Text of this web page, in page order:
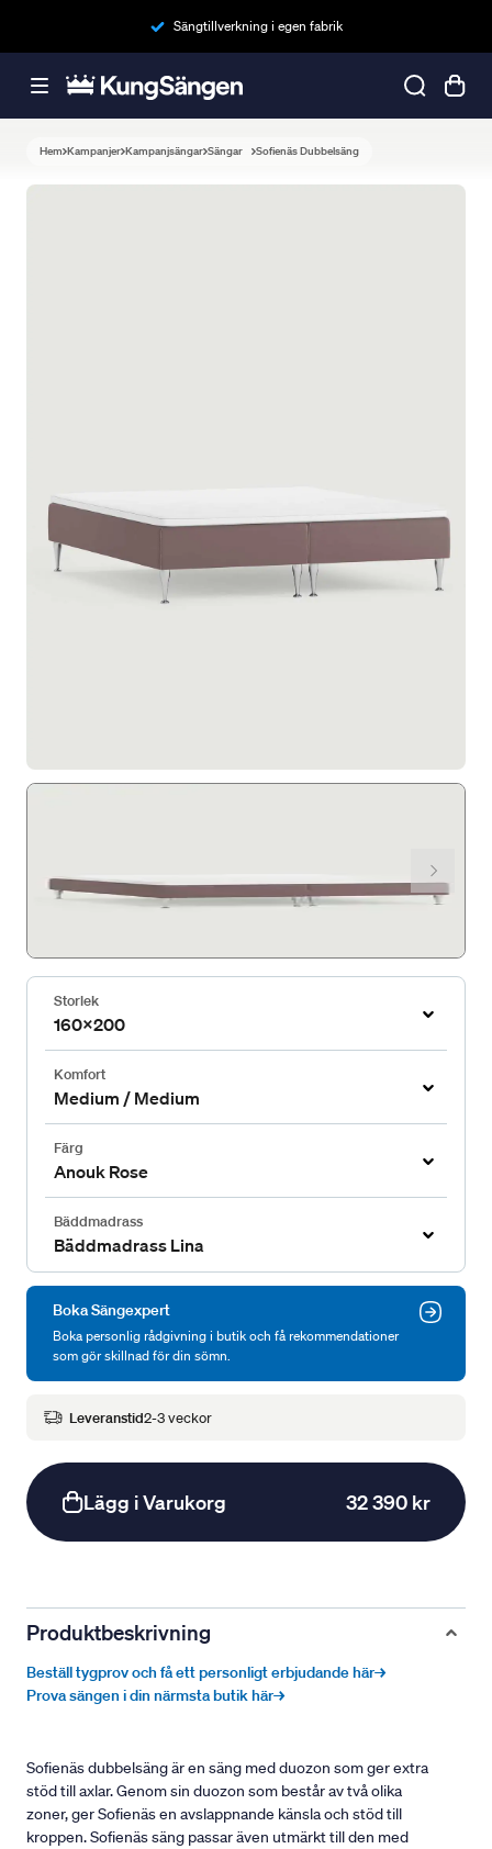
Sängtillverkning i egen fabrik
Hem Kampanjer Kampanjsängar Sängar Sofienäs Dubbelsäng
Storlek
160x200
Komfort
Medium / Medium
Färg
Anouk Rose
Bäddmadrass
Bäddmadrass Lina
Boka Sängexpert
Boka personlig rådgivning i butik och få rekommendationer
som gör skillnad för din sömn.
Leveranstid2-3 veckor
Lägg i Varukorg 32 390 kr
Produktbeskrivning
Beställ tygprov och få ett personligt erbjudande här→
Prova sängen i din närmsta butik här→
Sofienäs dubbelsäng är en säng med duozon som ger extra
stöd till axlar. Genom sin duozon som består av två olika
zoner, ger Sofienäs en avslappnande känsla och stöd till
kroppen. Sofienäs säng passar även utmärkt till den med